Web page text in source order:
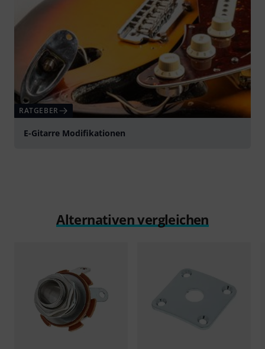
RATGEBER
E-Gitarre Modifikationen
Alternativen vergleichen